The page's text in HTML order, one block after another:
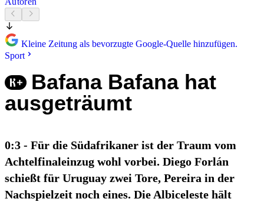
Kleine Zeitung als bevorzugte Google-Quelle hinzufügen.
Sport
Bafana Bafana hat
ausgeträumt
0:3 - Für die Südafrikaner ist der Traum vom
Achtelfinaleinzug wohl vorbei. Diego Forlán
schießt für Uruguay zwei Tore, Pereira in der
Nachspielzeit noch eines. Die Albiceleste hält